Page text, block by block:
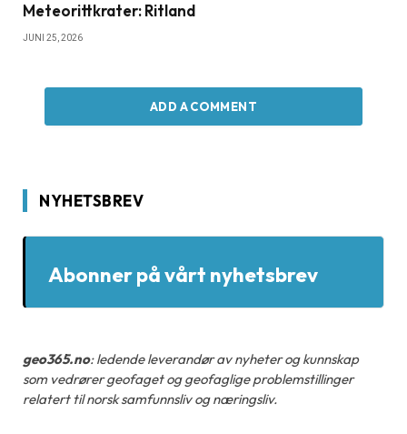
Meteorittkrater: Ritland
JUNI 25, 2026
ADD A COMMENT
NYHETSBREV
Abonner på vårt nyhetsbrev
geo365.no: ledende leverandør av nyheter og kunnskap
som vedrører geofaget og geofaglige problemstillinger
relatert til norsk samfunnsliv og næringsliv.